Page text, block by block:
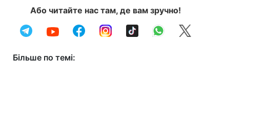
Або читайте нас там, де вам зручно!
Більше по темі: